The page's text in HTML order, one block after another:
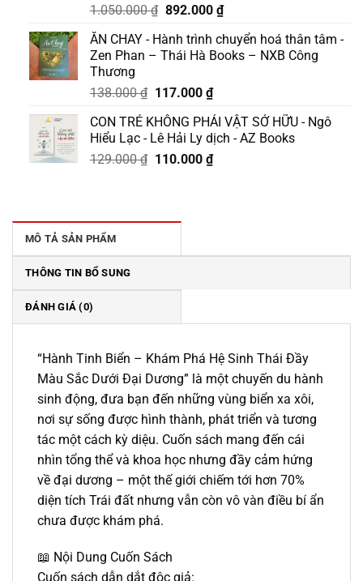
1.050.000₫ Giá
là:
1.050.000 ₫.
892.000 ₫Giá
tại
là:
ĂN CHAY - Hành trình chuyển hoá thân tâm -
Zen Phan – Thái Hà Books – NXB Công
Thương
138.000₫ Giá
là:
138.000 ₫.
117.000 ₫Giá
tại
là:
117.000 ₫.
CON TRẺ KHÔNG PHẢI VẬT SỞ HỮU - Ngô
Hiểu Lạc - Lê Hải Ly dịch - AZ Books
129.000₫ Giá
110.000 ₫Giá
MÔ TẢ SẢN PHẨM
THÔNG TIN BỔ SUNG
ĐÁNH GIÁ (0)
“Hành Tinh Biển – Khám Phá Hệ Sinh Thái Đầy
Màu Sắc Dưới Đại Dương” là một chuyến du hành
sinh động, đưa bạn đến những vùng biển xa xôi,
nơi sự sống được hình thành, phát triển và tương
tác một cách kỳ diệu. Cuốn sách mang đến cái
nhìn tổng thể và khoa học nhưng đầy cảm hứng
về đại dương – một thế giới chiếm tới hơn 70%
diện tích Trái đất nhưng vẫn còn vô vàn điều bí ẩn
chưa được khám phá.
📖 Nội Dung Cuốn Sách
Cuốn sách dẫn dắt độc giả: